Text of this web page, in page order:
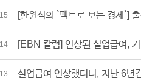
[한원석의 `팩트로 보는 경제`]
[EBN 칼럼] 인상된 실업급여,
실업급여 인상했더니, 지난 6년